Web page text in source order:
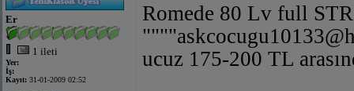
Er
1 ileti
Yer:
İş:
Kayıt: 31-01-2009 02:52
Romede 80 Lv full
""""
ucuz 175-200 TL